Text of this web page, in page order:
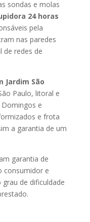
sondas e molas
24 horas
pela
nas paredes
de redes de
Jardim São
Paulo, litoral e
e
e frota
a garantia de um
garantia de
consumidor e
de dificuldade